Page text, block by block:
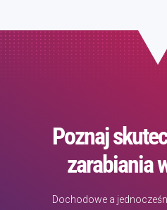
Poznaj
zarabiania
Dochodowe a